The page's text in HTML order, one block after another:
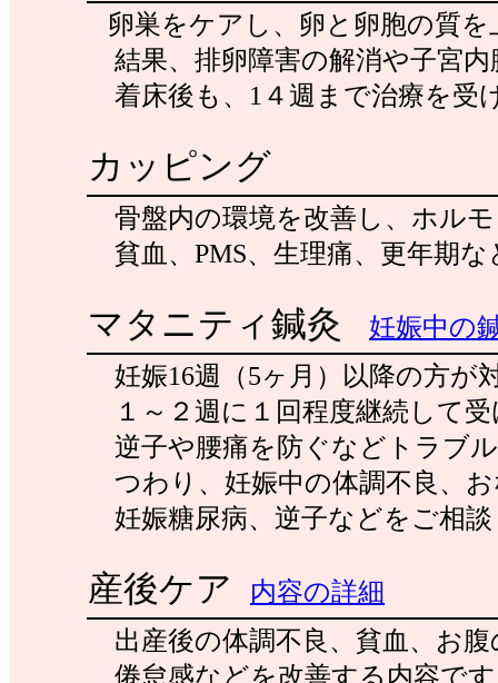
卵巣をケアし、卵と卵胞の質
結果、排卵障害の解消や子宮
着床後も、1４週まで治療を受
カッピング
骨盤内の環境を改善し、ホル
貧血、PMS、生理痛、更年期
マタニティ鍼灸
妊娠中の
妊娠16週（5ヶ月）以降の方が
１～２週に１回程度継続して受
逆子や腰痛を防ぐなどトラブ
つわり、妊娠中の体調不良、
妊娠糖尿病、逆子などをご相
産後ケア
内容の詳細
出産後の体調不良、貧血、お
倦怠感などを改善する内容です